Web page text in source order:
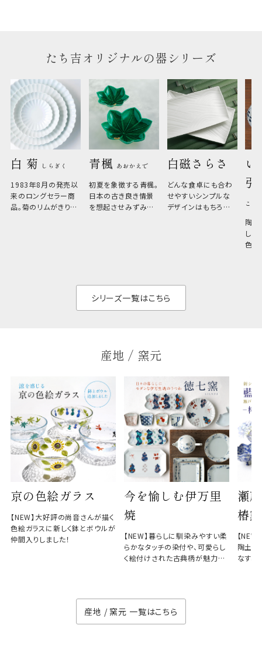
たち吉オリジナルの器シリーズ
白 菊 しらぎく
1983年8月の発売以
来のロングセラー商
品。菊のリムがきりっ
青楓 あおかえで
初夏を象徴する青楓。
日本の古き良き情景
を想起させみずみず
白磁さらさ
どんな食卓にも合わ
せやすいシンプルな
デザインはもちろん、
い
こひ
陶器
しい
色の
シリーズ一覧はこちら
産地 / 窯元
京の色絵ガラス
【NEW】大好評の尚音さんが描く
色絵ガラスに新しく鉢とボウルが
仲間入りしました！
今を愉しむ伊万里
焼
【NEW】暮らしに馴染みやすい柔
らかなタッチの染付や、可愛らし
く絵付けされた古典柄が魅力の
瀬
椿窯
【
陶土と
なす、
産地 / 窯元 一覧はこちら